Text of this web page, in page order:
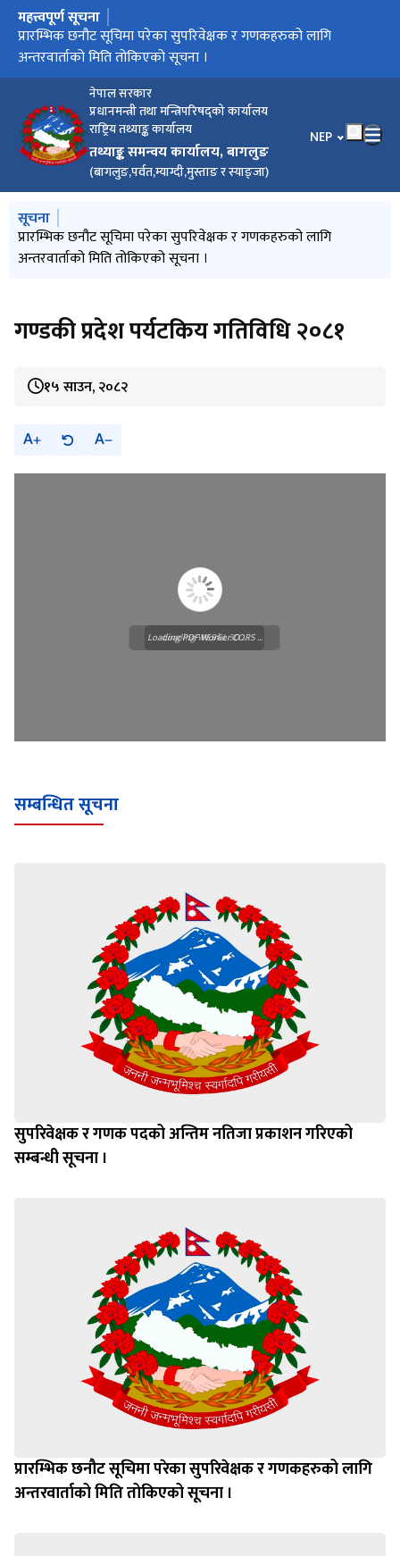
नेपाल सरकार
प्रधानमन्त्री तथा मन्त्रिपरिषद्को कार्यालय
राष्ट्रिय तथ्याङ्क कार्यालय
तथ्याङ्क समन्वय कार्यालय, बागलुङ
(बागलुङ,पर्वत,म्याग्दी,मुस्ताङ र स्याङ्जा)
भाषा चयन गर्नुहोस्
NEP
मुख्य नेभिगेसनमा जानुहोस्
महत्त्वपूर्ण सूचना
सुपरिवेक्षक र गणक पदको अन्तिम नतिजा प्रकाशन गरिएको सम्बन्धी
सूचना ।
प्रारम्भिक छनौट सूचिमा परेका सुपरिवेक्षक र गणकहरुको लागि
अन्तरवार्ताको मिति तोकिएको सूचना ।
सम्पर्क गर्न आउने सम्बन्धी सूचना ।
पर्वत जिल्ला बस्तुगत विवरण
करार सेवामा जनशक्ति लिने सम्बन्धी सूचना ।
म्याग्दी जिल्ला बस्तुगत विवरण
बागलुङ जिल्ला बस्तुगत विवरण
तथ्याङ्क नियमावली, २०८०
मुख्य नेभिगेसनमा जानुहोस्
सूचना
सुपरिवेक्षक र गणक पदको अन्तिम नतिजा प्रकाशन गरिएको सम्बन्धी
सूचना ।
प्रारम्भिक छनौट सूचिमा परेका सुपरिवेक्षक र गणकहरुको लागि
अन्तरवार्ताको मिति तोकिएको सूचना ।
सम्पर्क गर्न आउने सम्बन्धी सूचना ।
पर्वत जिल्ला बस्तुगत विवरण
करार सेवामा जनशक्ति लिने सम्बन्धी सूचना ।
गण्डकी प्रदेश पर्यटकिय गतिविधि २०८१
१५ साउन, २०८२
A A
Loading WEBGL 3D ...
Loading PDF Worker CORS ...
सम्बन्धित सूचना
सुपरिवेक्षक र गणक पदको अन्तिम नतिजा प्रकाशन गरिएको
सम्बन्धी सूचना ।
प्रारम्भिक छनौट सूचिमा परेका सुपरिवेक्षक र गणकहरुको लागि
अन्तरवार्ताको मिति तोकिएको सूचना ।